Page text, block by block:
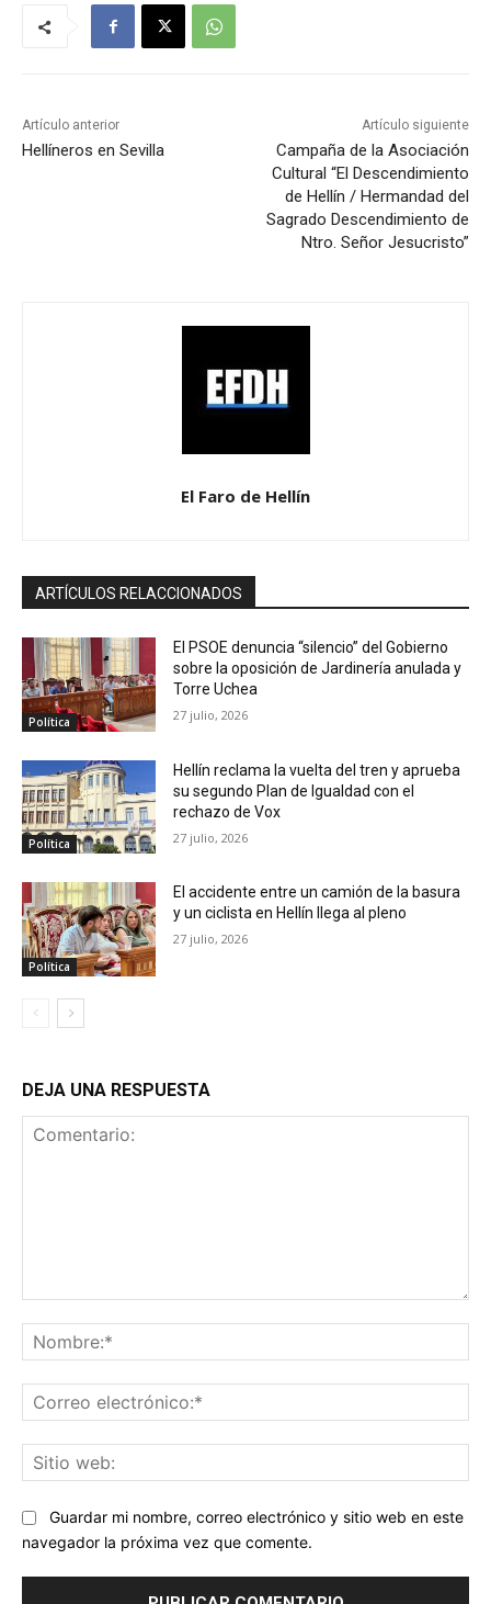
Artículo anterior
Hellíneros en Sevilla
Artículo siguiente
Campaña de la Asociación
Cultural “El Descendimiento
de Hellín / Hermandad del
Sagrado Descendimiento de
Ntro. Señor Jesucristo”
El Faro de Hellín
ARTÍCULOS RELACCIONADOS
Política
El PSOE denuncia “silencio” del Gobierno
sobre la oposición de Jardinería anulada y
Torre Uchea
27 julio, 2026
Política
Hellín reclama la vuelta del tren y aprueba
su segundo Plan de Igualdad con el
rechazo de Vox
27 julio, 2026
Política
El accidente entre un camión de la basura
y un ciclista en Hellín llega al pleno
27 julio, 2026
DEJA UNA RESPUESTA
Guardar mi nombre, correo electrónico y sitio web en este
navegador la próxima vez que comente.